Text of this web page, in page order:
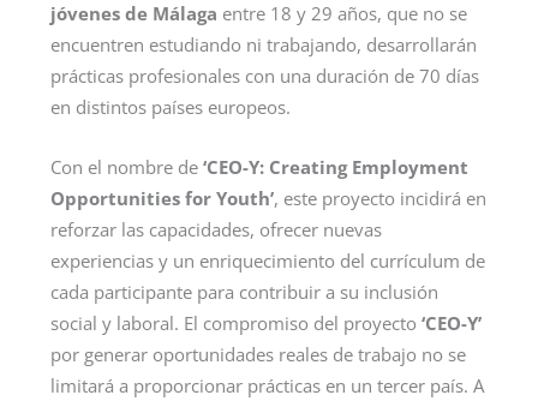
jóvenes de Málaga entre 18 y 29 años, que no se
encuentren estudiando ni trabajando, desarrollarán
prácticas profesionales con una duración de 70 días
en distintos países europeos.
Con el nombre de ‘CEO-Y: Creating Employment
Opportunities for Youth’, este proyecto incidirá en
reforzar las capacidades, ofrecer nuevas
experiencias y un enriquecimiento del currículum de
cada participante para contribuir a su inclusión
social y laboral. El compromiso del proyecto ‘CEO-Y’
por generar oportunidades reales de trabajo no se
limitará a proporcionar prácticas en un tercer país. A